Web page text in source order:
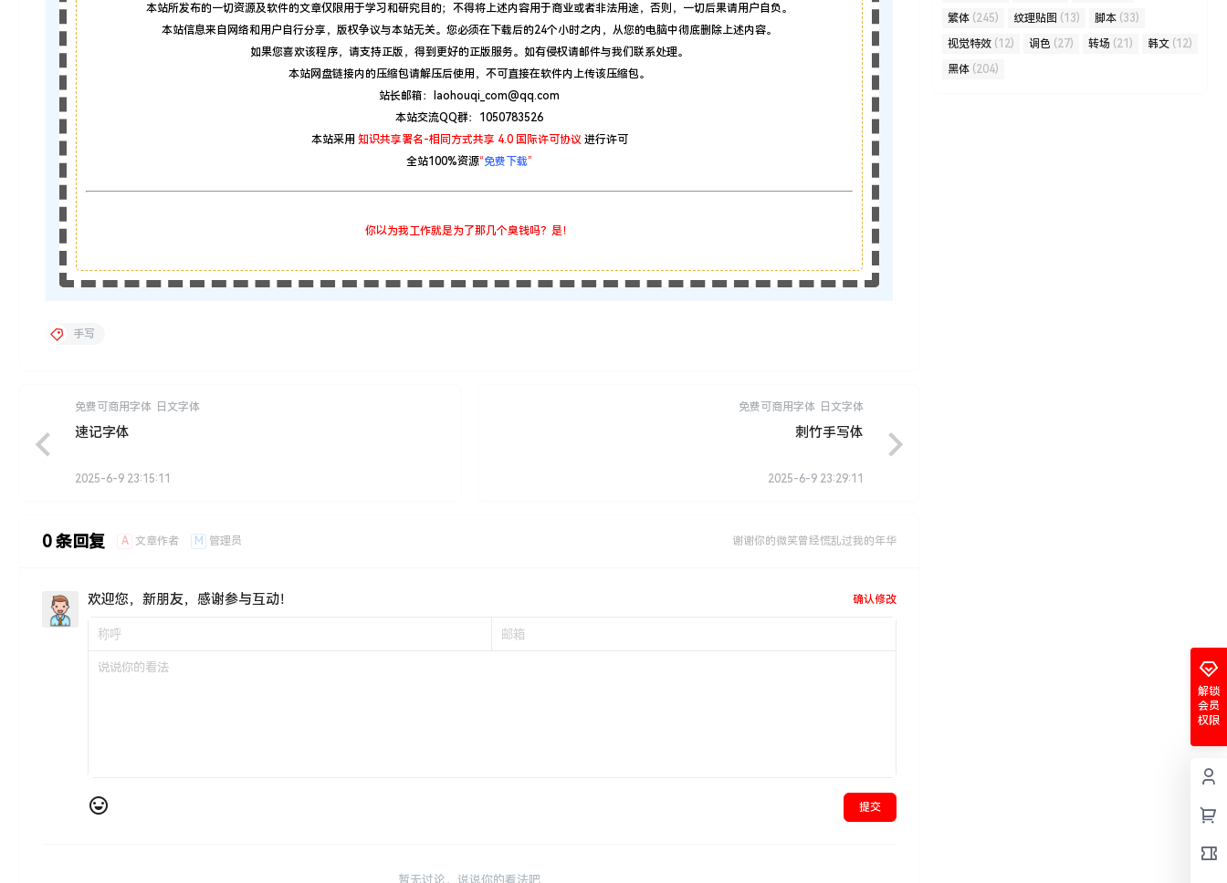
本站所发布的一切资源及软件的文章仅限用于学习和研究目的；不得将上述内容用于商业或者非法用途，否则，一切后果请用户自负。
本站信息来自网络和用户自行分享，版权争议与本站无关。您必须在下载后的24个小时之内，从您的电脑中彻底删除上述内容。
如果您喜欢该程序，请支持正版，得到更好的正版服务。如有侵权请邮件与我们联系处理。
本站网盘链接内的压缩包请解压后使用，不可直接在软件内上传该压缩包。
站长邮箱：laohouqi_com@qq.com
本站交流QQ群：1050783526
本站采用 知识共享署名-相同方式共享 4.0 国际许可协议 进行许可
全站100%资源“免费下载”
你以为我工作就是为了那几个臭钱吗？是！
手写
免费可商用字体 日文字体
速记字体
2025-6-9 23:15:11
免费可商用字体 日文字体
刺竹手写体
2025-6-9 23:29:11
0 条回复 A 文章作者 M 管理员 谢谢你的微笑曾经慌乱过我的年华
欢迎您，新朋友，感谢参与互动！ 确认修改
提交
暂无讨论，说说你的看法吧
繁体 (245) 纹理贴图 (13) 脚本 (33)
视觉特效 (12) 调色 (27) 转场 (21) 韩文 (12)
黑体 (204)
解锁
会员
权限